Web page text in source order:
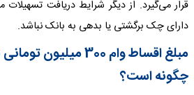
قرار‌ می‌گیرد. از دیگر شرایط دریافت تسهیلات
دارای چک برگشتی یا بدهی به بانک نباشد.
مبلغ اقساط وام 300
چگونه است؟